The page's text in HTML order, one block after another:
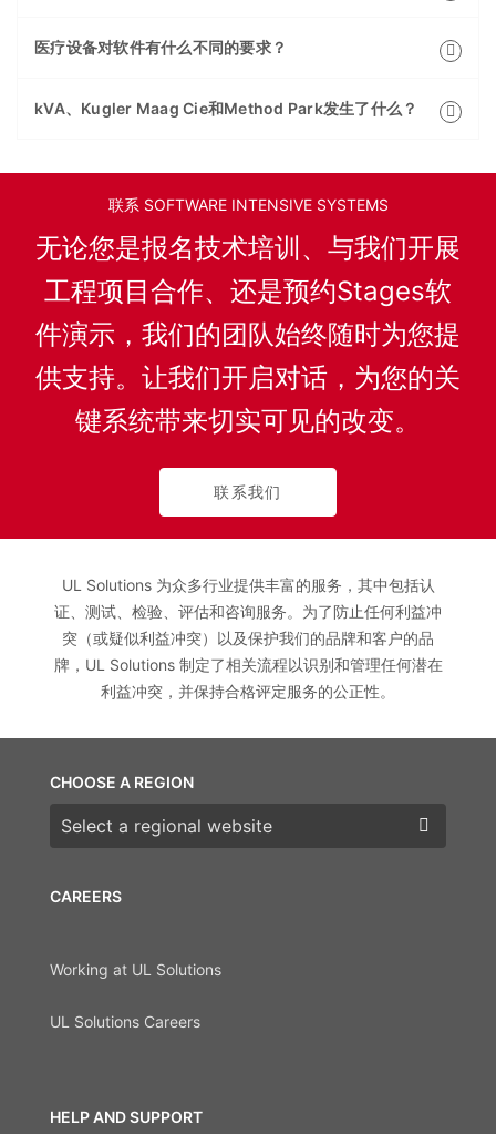
医疗设备对软件有什么不同的要求？
kVA、Kugler Maag Cie和Method Park发生了什么？
联系 SOFTWARE INTENSIVE SYSTEMS
无论您是报名技术培训、与我们开展
工程项目合作、还是预约Stages软
件演示，我们的团队始终随时为您提
供支持。让我们开启对话，为您的关
键系统带来切实可见的改变。
联系我们
UL Solutions 为众多行业提供丰富的服务，其中包括认
证、测试、检验、评估和咨询服务。为了防止任何利益冲
突（或疑似利益冲突）以及保护我们的品牌和客户的品
牌，UL Solutions 制定了相关流程以识别和管理任何潜在
利益冲突，并保持合格评定服务的公正性。
CAREERS
Working at UL Solutions
UL Solutions Careers
HELP AND SUPPORT
CHOOSE A REGION
Choose a region